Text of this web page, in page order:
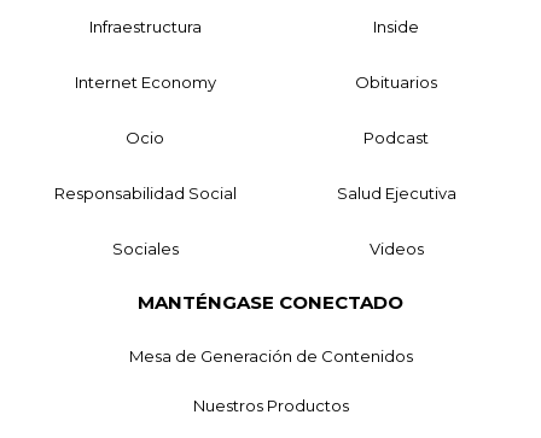
Infraestructura Inside
Internet Economy Obituarios
Ocio Podcast
Responsabilidad Social Salud Ejecutiva
Sociales Videos
MANTÉNGASE CONECTADO
Mesa de Generación de Contenidos
Nuestros Productos